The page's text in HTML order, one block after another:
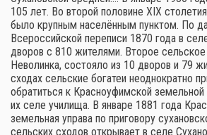
105 лет. Во второй половине XIX
было крупным населённым пунктом. По
Всероссийской переписи 1870 года в
дворов с 810 жителями. Второе
Неволинка, состояло из 10 дворов и 79
сходах сельские богатеи неоднократно
обратиться к Красноуфимской
их селе училища. В январе 1881 года
земельная управа по приговору
сельских сходов открывает в селе